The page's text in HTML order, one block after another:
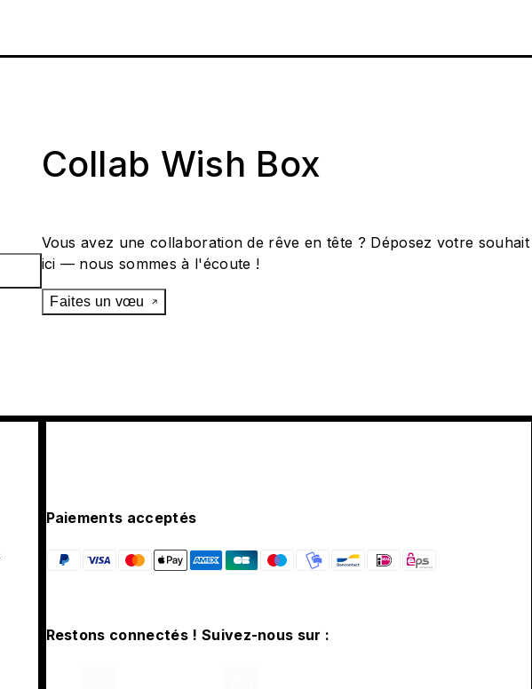
Collab Wish Box
Vous avez une collaboration de rêve en tête ? Déposez votre souhait
ici — nous sommes à l'écoute !
Faites un vœu
Paiements acceptés
Restons connectés ! Suivez-nous sur :